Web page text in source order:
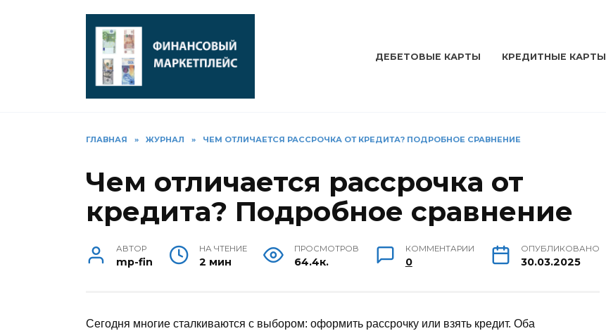
ДЕБЕТОВЫЕ КАРТЫ КРЕДИТНЫЕ КАРТЫ
ГЛАВНАЯ » ЖУРНАЛ » ЧЕМ ОТЛИЧАЕТСЯ РАССРОЧКА ОТ КРЕДИТА? ПОДРОБНОЕ СРАВНЕНИЕ
Чем отличается рассрочка от
кредита? Подробное сравнение
АВТОР
mp-fin
НА ЧТЕНИЕ
2 мин
ПРОСМОТРОВ
64.4к.
КОММЕНТАРИИ
0
ОПУБЛИКОВАНО
30.03.2025
Сегодня многие сталкиваются с выбором: оформить рассрочку или взять кредит. Оба